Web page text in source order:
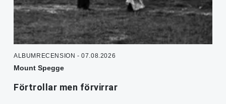
ALBUMRECENSION - 07.08.2026
Mount Spegge
Förtrollar men förvirrar